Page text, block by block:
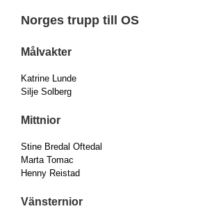
Norges trupp till OS
Målvakter
Katrine Lunde
Silje Solberg
Mittnior
Stine Bredal Oftedal
Marta Tomac
Henny Reistad
Vänsternior